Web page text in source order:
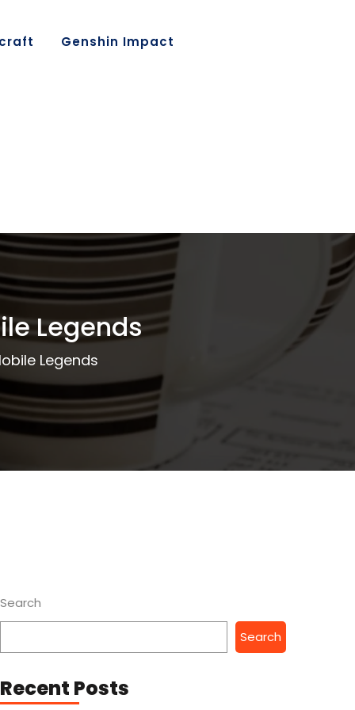
Genshin Impact
Legends
Legends
Search
Search
Recent Posts